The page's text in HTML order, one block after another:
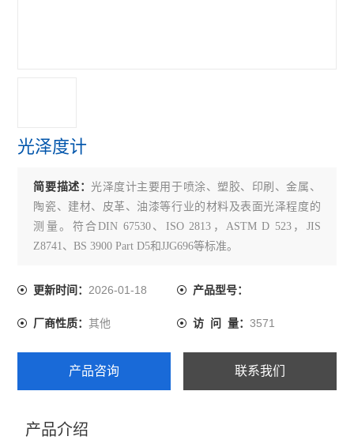
河北省石家庄邢台邯郸保定建筑工程检测仪器
混凝土排水管试验机
防雷检测仪器
滚珠轴承式耐磨试验机
道瑞式石材耐磨试验机
安全网抗冲击及耐贯穿性试验机
建筑工程检测仪器
光泽度计
简要描述：光泽度计主要用于喷涂、塑胶、印刷、金属、
陶瓷、建材、皮革、油漆等行业的材料及表面光泽程度的
测量。符合DIN 67530、ISO 2813，ASTM D 523，JIS
Z8741、BS 3900 Part D5和JJG696等标准。
更新时间：2026-01-18 产品型号：
厂商性质：其他 访 问 量： 3571
产品咨询 联系我们
产品介绍